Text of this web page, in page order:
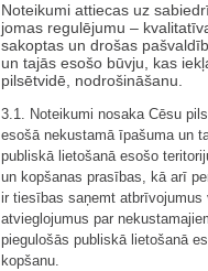
Noteikumi attiecas uz
jomas regulējumu –
sakoptas un drošas
un tajās esošo būvju, kas
pilsētvidē, nodrošināšanu.
3.1. Noteikumi nosaka Cēsu
esošā nekustamā īpašuma un
publiskā lietošanā esošo
un kopšanas prasības, kā arī
ir tiesības saņemt atbrīvojumus
atvieglojumus par
piegulošās publiskā lietošanā
kopšanu.